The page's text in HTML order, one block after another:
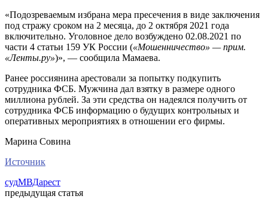
«Подозреваемым избрана мера пресечения в виде заключения
под стражу сроком на 2 месяца, до 2 октября 2021 года
включительно. Уголовное дело возбуждено 02.08.2021 по
части 4 статьи 159 УК России («Мошенничество» — прим.
«Ленты.ру»)», — сообщила Мамаева.
Ранее россиянина арестовали за попытку подкупить
сотрудника ФСБ. Мужчина дал взятку в размере одного
миллиона рублей. За эти средства он надеялся получить от
сотрудника ФСБ информацию о будущих контрольных и
оперативных мероприятиях в отношении его фирмы.
Марина Совина
Источник
судМВДарест
предыдущая статья